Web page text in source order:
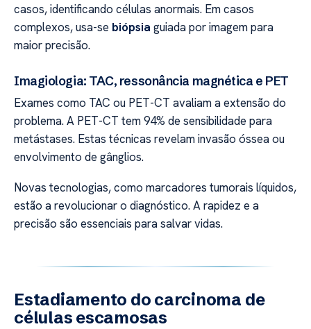
casos, identificando células anormais. Em casos
complexos, usa-se biópsia guiada por imagem para
maior precisão.
Imagiologia: TAC, ressonância magnética e PET
Exames como TAC ou PET-CT avaliam a extensão do
problema. A PET-CT tem 94% de sensibilidade para
metástases. Estas técnicas revelam invasão óssea ou
envolvimento de gânglios.
Novas tecnologias, como marcadores tumorais líquidos,
estão a revolucionar o diagnóstico. A rapidez e a
precisão são essenciais para salvar vidas.
Estadiamento do carcinoma de
células escamosas